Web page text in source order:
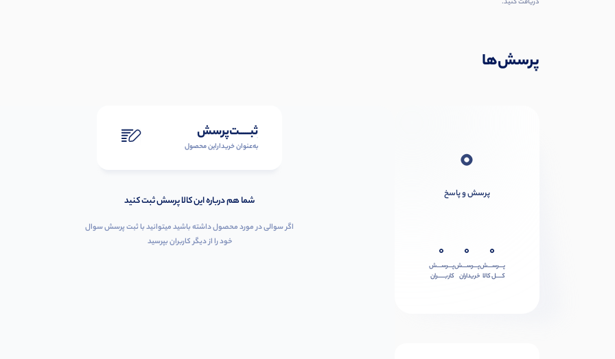
پرسش‌ها
0
پرسش و پاسخ
0
پـــرســـش
کــــل کالا
0
پـــرســـش
خریداران
0
پـــرســـش
کاربـــــران
ثبـــــت‌پرسش
به‌عنوان ‌خریدار‌این‌ محصول
شما هم درباره این کالا پرسش ثبت کنید
اگر سوالی در مورد محصول داشته باشید میتوانید با ثبت پرسش سوال
خود را از دیگر کاربران بپرسید